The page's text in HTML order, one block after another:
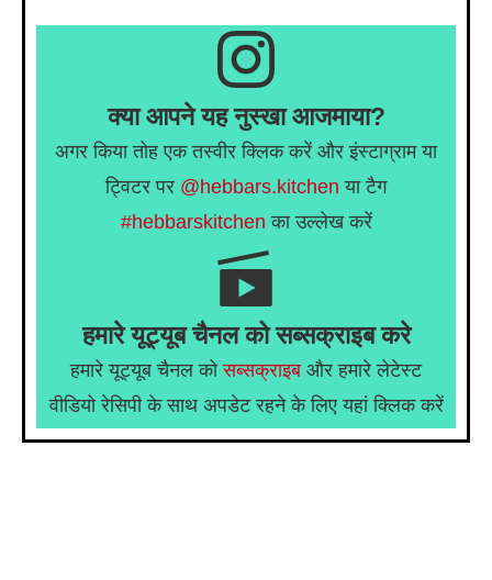
क्या आपने यह नुस्खा आजमाया?
अगर किया तोह एक तस्वीर क्लिक करें और इंस्टाग्राम या
ट्विटर पर @hebbars.kitchen या टैग
#hebbarskitchen का उल्लेख करें
हमारे यूट्यूब चैनल को सब्सक्राइब करे
हमारे यूट्यूब चैनल कोसब्सक्राइब और हमारे लेटेस्ट
वीडियो रेसिपी के साथ अपडेट रहने के लिए यहां क्लिक करें